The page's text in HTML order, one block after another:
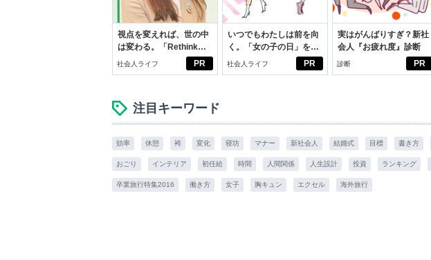
PR
視点を変えれば、世の中
は変わる。「Rethink
PROJECT」がつたえた
社会人ライフ PR
いつでもわたしは前を向
く。「女の子の日」を前
向きに♪社会人エリ・大
社会人ライフ PR
実はがんばりすぎ？新社
会人『お疲れ度』診断
診断
注目キーワード
効率 休憩 袴 変化 寝坊 マナー 新社会人 結婚式 目標 書き方
おごり インテリア 初任給 時間 人間関係 人生設計 投資 ランキング
卒業旅行特集2016 働き方 女子 胸キュン エクセル 海外旅行